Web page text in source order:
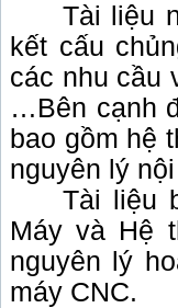
Tài liệu
kết cấu
các nhu cầu
…Bên cạnh
bao gồm hệ
nguyên lý
Tài liệu
Máy và Hệ
nguyên lý
máy CNC.